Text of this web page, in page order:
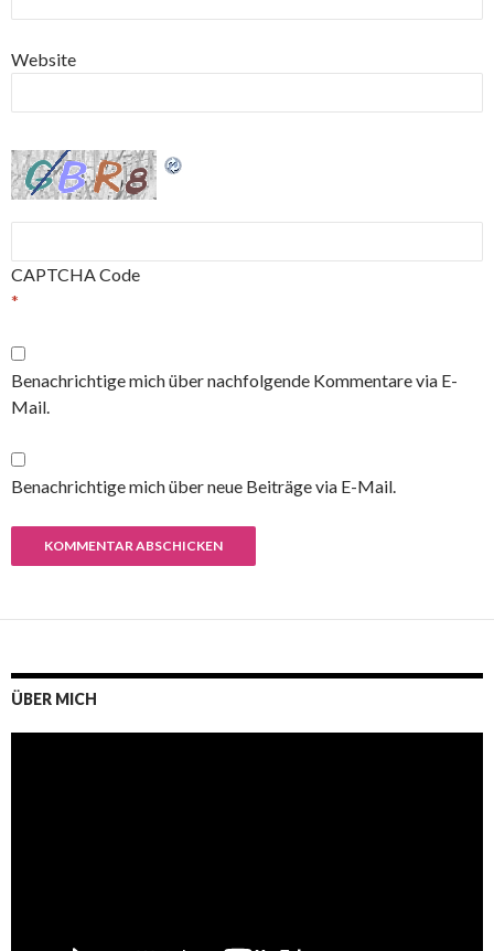
Website
CAPTCHA Code
*
Benachrichtige mich über nachfolgende Kommentare via E-
Mail.
Benachrichtige mich über neue Beiträge via E-Mail.
ÜBER MICH